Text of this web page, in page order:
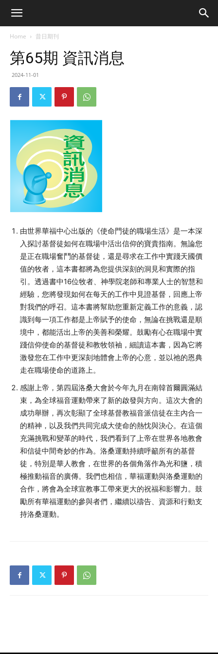
Home 昔日期刊
第65期 資訊消息
2024-11-01
由世界華福中心出版的《使命門徒的職場生活》是一本深
入探討基督徒如何在職場中活出信仰的寶貴指南。無論您
是正在職場奮鬥的基督徒，還是尋求在工作中實踐天國價
值的牧者，這本書都將為您提供深刻的洞見和實際的指
引。透過書中16位牧者、神學院老師和專業人士的智慧和
經驗，您將發現如何在每天的工作中見證基督，回應上帝
對我們的呼召。這本書將幫助您重新定義工作的意義，認
識到每一項工作都是上帝賦予的使命，無論在挑戰還是順
境中，都能活出上帝的美善和榮耀。鼓勵有心在職場中實
踐信仰使命的基督徒和教牧領袖，細讀這本書，因為它將
激發您在工作中更深刻地體會上帝的心意，並以祂的恩典
走在職場使命的道路上。
感謝上帝，第四屆洛桑大會於今年九月在南韓首爾圓滿結
束，為全球福音運動帶來了新的啟發與方向。這次大會的
成功舉辦，再次彰顯了全球基督教福音派信徒在主內合一
的精神，以及我們共同完成大使命的熱忱與決心。在這個
充滿挑戰和變革的時代，我們看到了上帝在世界各地教會
和信徒中間奇妙的作為。洛桑運動持續呼籲所有的基督
徒，特別是華人教會，在世界的各個角落作為光和鹽，積
極推動福音的廣傳。我們也相信，華福運動與洛桑運動的
合作，將會為全球宣教事工帶來更大的祝福和影響力。鼓
勵所有華福運動的參與者們，繼續以禱告、資源和行動支
持洛桑運動。